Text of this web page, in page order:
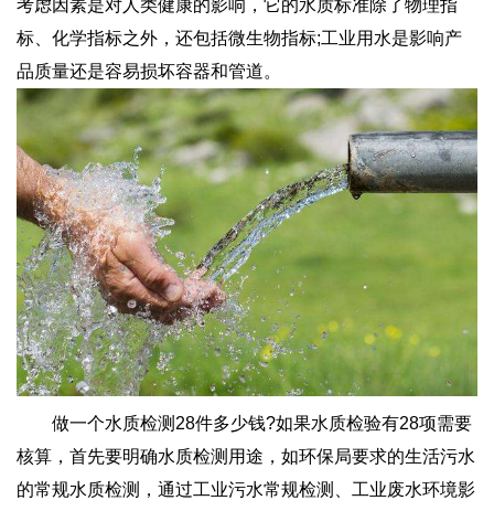
考虑因素是对人类健康的影响，它的水质标准除了物理指
标、化学指标之外，还包括微生物指标;工业用水是影响产
品质量还是容易损坏容器和管道。
做一个水质检测28件多少钱?如果水质检验有28项需要
核算，首先要明确水质检测用途，如环保局要求的生活污水
的常规水质检测，通过工业污水常规检测、工业废水环境影